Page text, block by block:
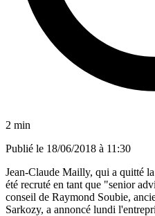
2 min
Publié le 18/06/2018 à 11:30
Jean-Claude Mailly, qui a quitté
été recruté en tant que "senior
conseil de Raymond Soubie,
Sarkozy, a annoncé lundi